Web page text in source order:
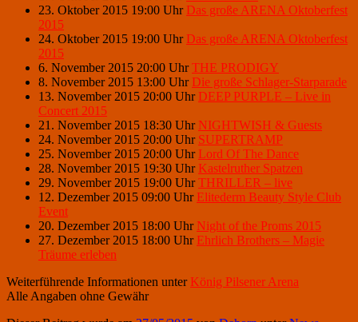
23. Oktober 2015 19:00 Uhr Das große ARENA Oktoberfest
2015
24. Oktober 2015 19:00 Uhr Das große ARENA Oktoberfest
2015
6. November 2015 20:00 UhrTHE PRODIGY
8. November 2015 13:00 Uhr Die große Schlager-Starparade
13. November 2015 20:00 Uhr DEEP PURPLE – Live in
Concert 2015
21. November 2015 18:30 Uhr NIGHTWISH & Guests
24. November 2015 20:00 Uhr SUPERTRAMP
25. November 2015 20:00 Uhr Lord Of The Dance
28. November 2015 19:30 Uhr Kastelruther Spatzen
29. November 2015 19:00 UhrTHRILLER – live
12. Dezember 2015 09:00 Uhr Elitederm Beauty Style Club
Event
20. Dezember 2015 18:00 Uhr Night of the Proms 2015
27. Dezember 2015 18:00 Uhr Ehrlich Brothers – Magie
Träume erleben
Weiterführende Informationen unter König Pilsener Arena
Alle Angaben ohne Gewähr